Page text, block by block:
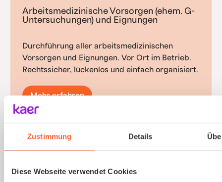
Zustimmung Details
Diese Webseite verwendet Cookies
Arbeitsmedizinische Vorsorgen (ehem. G-
Untersuchungen) und Eignungen
Durchführung aller arbeitsmedizinischen
Vorsorgen und Eignungen. Vor Ort im Betrieb.
Rechtssicher, lückenlos und einfach organisiert.
Mehr erfahren